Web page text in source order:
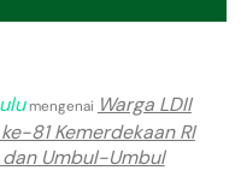
mengenai Warga LDII
81 Kemerdekaan RI
Umbul-Umbul